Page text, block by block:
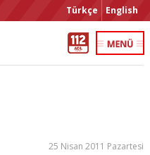
Türkçe English
25 Nisan 2011 Pazartesi